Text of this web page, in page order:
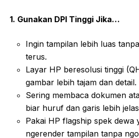
1. Gunakan DPI Tinggi Jika…
Ingin tampilan lebih luas
terus.
Layar HP beresolusi tinggi
gambar lebih tajam dan detail.
Sering membaca dokumen
biar huruf dan garis lebih
Pakai HP flagship spek dewa
ngerender tampilan tanpa